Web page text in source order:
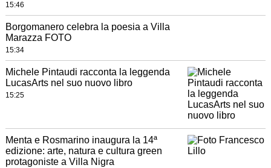
15:46
Borgomanero celebra la poesia a Villa
Marazza FOTO
15:34
Michele Pintaudi racconta la leggenda
LucasArts nel suo nuovo libro
15:25
Menta e Rosmarino inaugura la 14ª
edizione: arte, natura e cultura green
protagoniste a Villa Nigra